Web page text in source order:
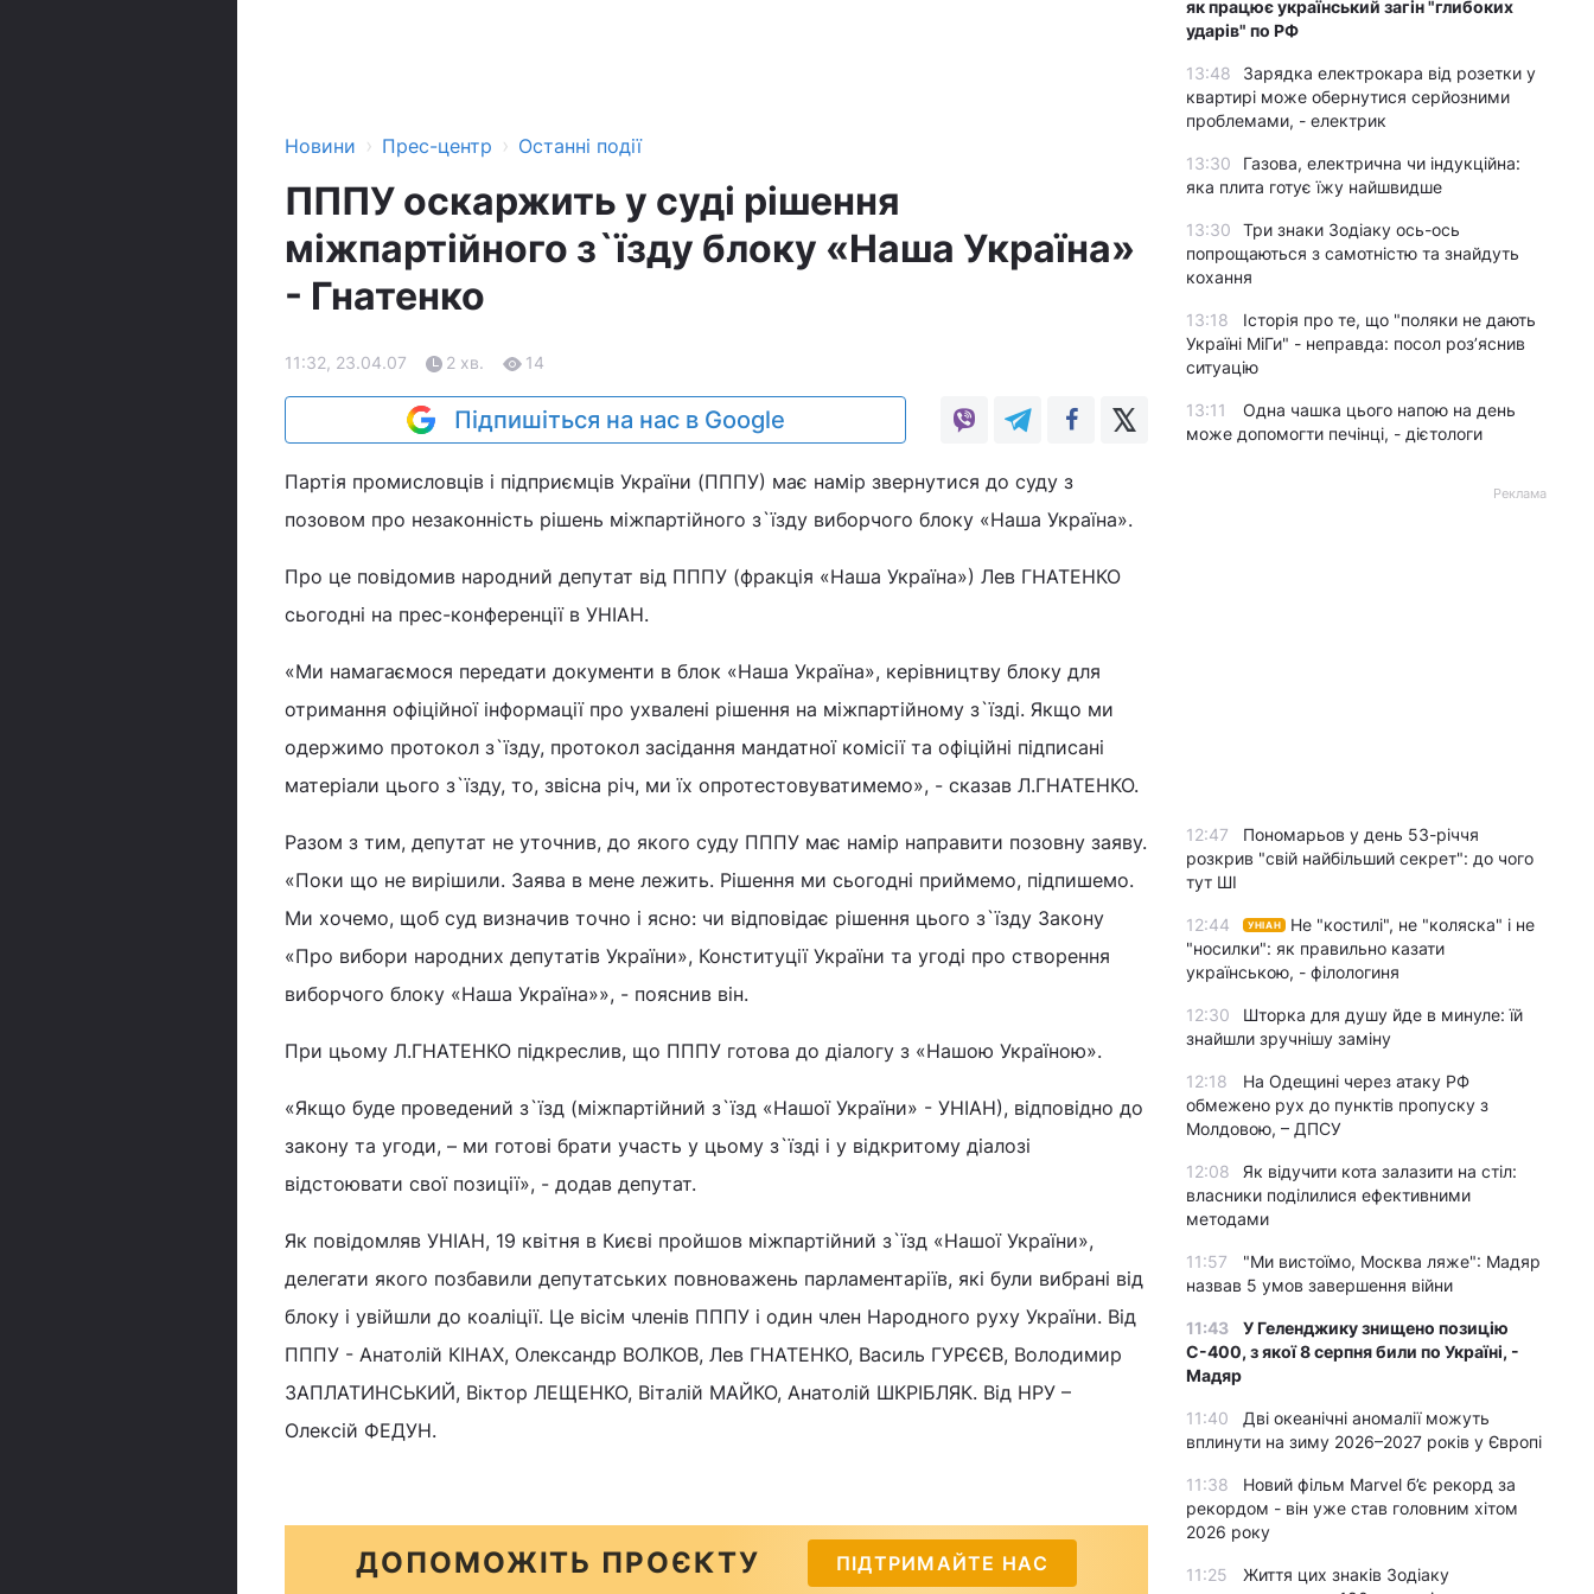
Новини › Прес-центр › Останні події
ПППУ оскаржить у суді рішення
міжпартійного з`їзду блоку «Наша Україна»
- Гнатенко
11:32, 23.04.07 2 хв. 14
Підпишіться на нас в Google
Партія промисловців і підприємців України (ПППУ) має намір звернутися до суду з
позовом про незаконність рішень міжпартійного з`їзду виборчого блоку «Наша Україна».
Про це повідомив народний депутат від ПППУ (фракція «Наша Україна») Лев ГНАТЕНКО
сьогодні на прес-конференції в УНІАН.
«Ми намагаємося передати документи в блок «Наша Україна», керівництву блоку для
отримання офіційної інформації про ухвалені рішення на міжпартійному з`їзді. Якщо ми
одержимо протокол з`їзду, протокол засідання мандатної комісії та офіційні підписані
матеріали цього з`їзду, то, звісна річ, ми їх опротестовуватимемо», - сказав Л.ГНАТЕНКО.
Разом з тим, депутат не уточнив, до якого суду ПППУ має намір направити позовну заяву.
«Поки що не вирішили. Заява в мене лежить. Рішення ми сьогодні приймемо, підпишемо.
Ми хочемо, щоб суд визначив точно і ясно: чи відповідає рішення цього з`їзду Закону
«Про вибори народних депутатів України», Конституції України та угоді про створення
виборчого блоку «Наша Україна»», - пояснив він.
При цьому Л.ГНАТЕНКО підкреслив, що ПППУ готова до діалогу з «Нашою Україною».
«Якщо буде проведений з`їзд (міжпартійний з`їзд «Нашої України» - УНІАН), відповідно до
закону та угоди, – ми готові брати участь у цьому з`їзді і у відкритому діалозі
відстоювати свої позиції», - додав депутат.
Як повідомляв УНІАН, 19 квітня в Києві пройшов міжпартійний з`їзд «Нашої України»,
делегати якого позбавили депутатських повноважень парламентаріїв, які були вибрані від
блоку і увійшли до коаліції. Це вісім членів ПППУ і один член Народного руху України. Від
ПППУ - Анатолій КІНАХ, Олександр ВОЛКОВ, Лев ГНАТЕНКО, Василь ГУРЄЄВ, Володимир
ЗАПЛАТИНСЬКИЙ, Віктор ЛЕЩЕНКО, Віталій МАЙКО, Анатолій ШКРІБЛЯК. Від НРУ –
Олексій ФЕДУН.
ДОПОМОЖІТЬ ПРОЄКТУ ПІДТРИМАЙТЕ НАС
як працює український загін "глибоких
ударів" по РФ
13:48
Зарядка електрокара від розетки у
квартирі може обернутися серйозними
проблемами, - електрик
13:30
Газова, електрична чи індукційна:
яка плита готує їжу найшвидше
13:30
Три знаки Зодіаку ось-ось
попрощаються з самотністю та знайдуть
кохання
13:18
Історія про те, що "поляки не дають
Україні МіГи" - неправда: посол роз’яснив
ситуацію
13:11
Одна чашка цього напою на день
може допомогти печінці, - дієтологи
Реклама
12:47
Пономарьов у день 53-річчя
розкрив "свій найбільший секрет": до чого
тут ШІ
12:44 УНІАН
Не "костилі", не "коляска" і не
"носилки": як правильно казати
українською, - філологиня
12:30
Шторка для душу йде в минуле: їй
знайшли зручнішу заміну
12:18
На Одещині через атаку РФ
обмежено рух до пунктів пропуску з
Молдовою, – ДПСУ
12:08
Як відучити кота залазити на стіл:
власники поділилися ефективними
методами
11:57
"Ми вистоїмо, Москва ляже": Мадяр
назвав 5 умов завершення війни
11:43
У Геленджику знищено позицію
С-400, з якої 8 серпня били по Україні, -
Мадяр
11:40
Дві океанічні аномалії можуть
вплинути на зиму 2026–2027 років у Європі
11:38
Новий фільм Marvel б’є рекорд за
рекордом - він уже став головним хітом
2026 року
11:25
Життя цих знаків Зодіаку